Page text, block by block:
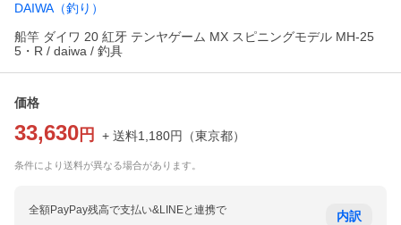
DAIWA（釣り）
船竿 ダイワ 20 紅牙 テンヤゲーム MX スピニングモデル MH-25
5・R / daiwa / 釣具
価格
33,630 円 + 送料1,180円 （東京都）
条件により送料が異なる場合があります。
全額PayPay残高で支払い&LINEと連携で 内訳